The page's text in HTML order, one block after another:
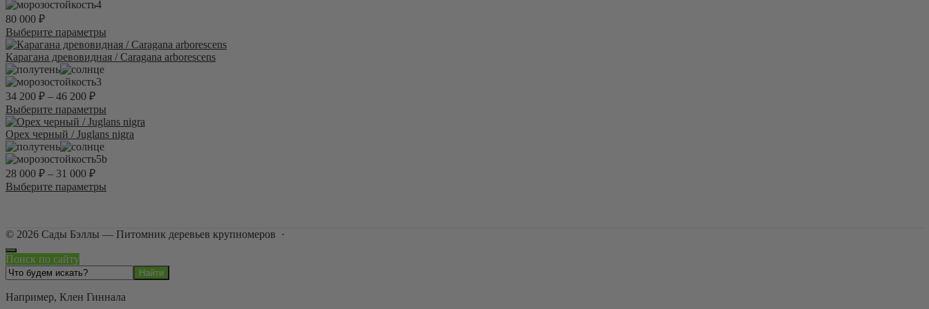
выбрать
на
странице
4
80 000 ₽
Выберите параметры
товар
имеет
выбрать
на
странице
товара.
Карагана древовидная / Caragana arborescens
3
34 200 ₽ – 46 200 ₽
Выберите параметры
товар
имеет
вариаций.
выбрать
товара.
Орех черный / Juglans nigra
5b
28 000 ₽ – 31 000 ₽
Выберите параметры
вариаций.
выбрать
странице
© 2026 Сады Бэллы — Питомник деревьев крупномеров ·
Поиск по сайту
Например, Клен Гиннала